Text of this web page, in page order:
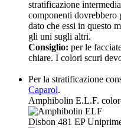
stratificazione
componenti dovrebbero
dato che essi in questo
gli uni sugli altri.
Consiglio: per le
chiare. I colori scuri
Per la stratificazione
Caparol.
Amphibolin E.L.F.
Disbon 481 EP